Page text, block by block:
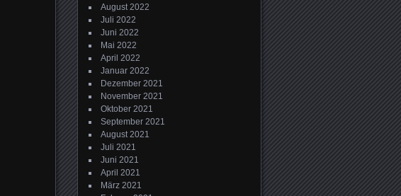
August 2022
Juli 2022
Juni 2022
Mai 2022
April 2022
Januar 2022
Dezember 2021
November 2021
Oktober 2021
September 2021
August 2021
Juli 2021
Juni 2021
April 2021
März 2021